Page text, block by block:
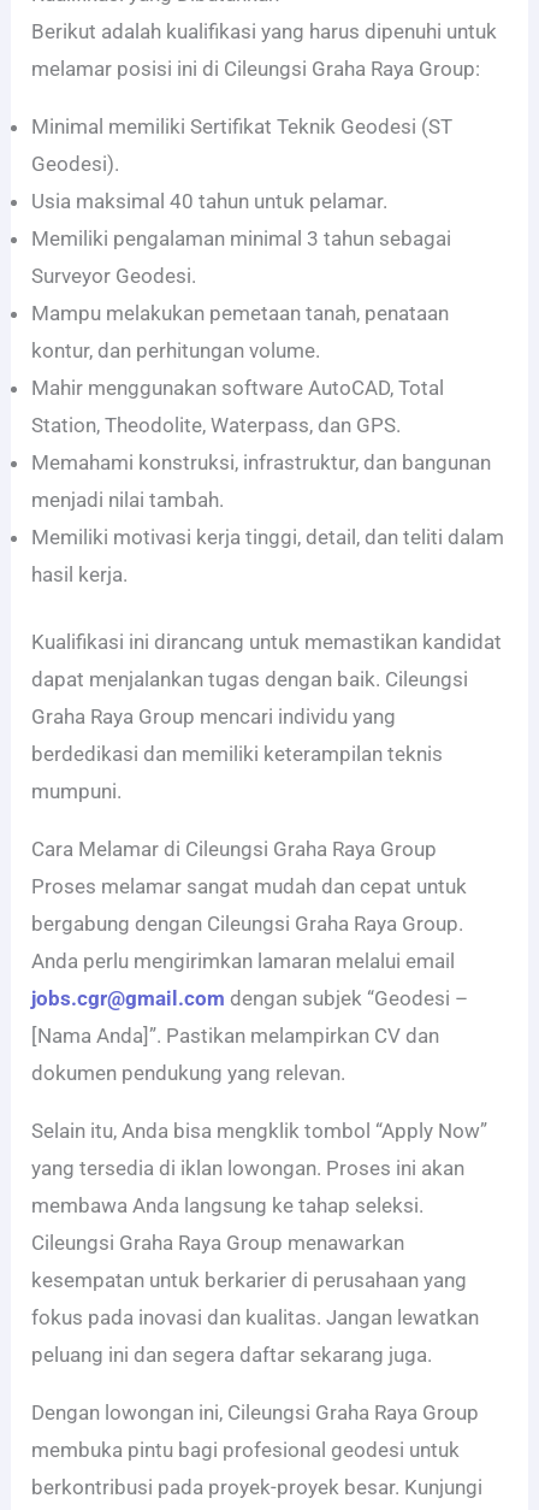
Berikut adalah kualifikasi yang harus dipenuhi untuk
melamar posisi ini di Cileungsi Graha Raya Group:
Minimal memiliki Sertifikat Teknik Geodesi (ST
Geodesi).
Usia maksimal 40 tahun untuk pelamar.
Memiliki pengalaman minimal 3 tahun sebagai
Surveyor Geodesi.
Mampu melakukan pemetaan tanah, penataan
kontur, dan perhitungan volume.
Mahir menggunakan software AutoCAD, Total
Station, Theodolite, Waterpass, dan GPS.
Memahami konstruksi, infrastruktur, dan bangunan
menjadi nilai tambah.
Memiliki motivasi kerja tinggi, detail, dan teliti dalam
hasil kerja.
Kualifikasi ini dirancang untuk memastikan kandidat
dapat menjalankan tugas dengan baik. Cileungsi
Graha Raya Group mencari individu yang
berdedikasi dan memiliki keterampilan teknis
mumpuni.
Cara Melamar di Cileungsi Graha Raya Group
Proses melamar sangat mudah dan cepat untuk
bergabung dengan Cileungsi Graha Raya Group.
Anda perlu mengirimkan lamaran melalui email
jobs.cgr@gmail.com dengan subjek “Geodesi –
[Nama Anda]”. Pastikan melampirkan CV dan
dokumen pendukung yang relevan.
Selain itu, Anda bisa mengklik tombol “Apply Now”
yang tersedia di iklan lowongan. Proses ini akan
membawa Anda langsung ke tahap seleksi.
Cileungsi Graha Raya Group menawarkan
kesempatan untuk berkarier di perusahaan yang
fokus pada inovasi dan kualitas. Jangan lewatkan
peluang ini dan segera daftar sekarang juga.
Dengan lowongan ini, Cileungsi Graha Raya Group
membuka pintu bagi profesional geodesi untuk
berkontribusi pada proyek-proyek besar. Kunjungi